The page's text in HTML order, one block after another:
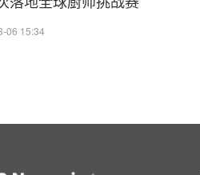
06 15:34